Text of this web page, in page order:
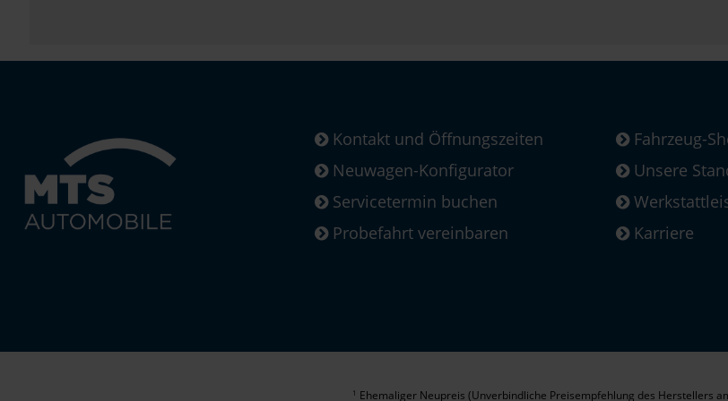
Kontakt und Öffnungszeiten
Neuwagen-Konfigurator
Servicetermin buchen
Probefahrt vereinbaren
Fahrzeug-
Unsere
Karriere
1 Ehemaliger Neupreis (Unverbindliche Preisempfehlung des Herstellers